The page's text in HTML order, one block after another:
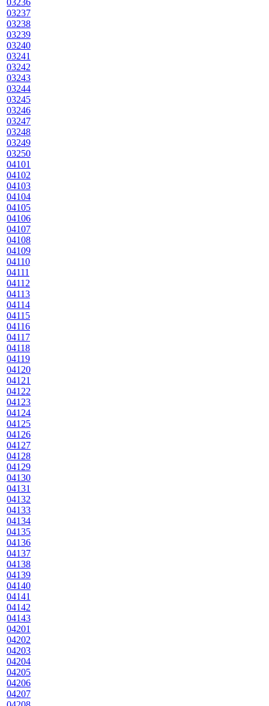
03236
03237
03238
03239
03240
03241
03242
03243
03244
03245
03246
03247
03248
03249
03250
04101
04102
04103
04104
04105
04106
04107
04108
04109
04110
04111
04112
04113
04114
04115
04116
04117
04118
04119
04120
04121
04122
04123
04124
04125
04126
04127
04128
04129
04130
04131
04132
04133
04134
04135
04136
04137
04138
04139
04140
04141
04142
04143
04201
04202
04203
04204
04205
04206
04207